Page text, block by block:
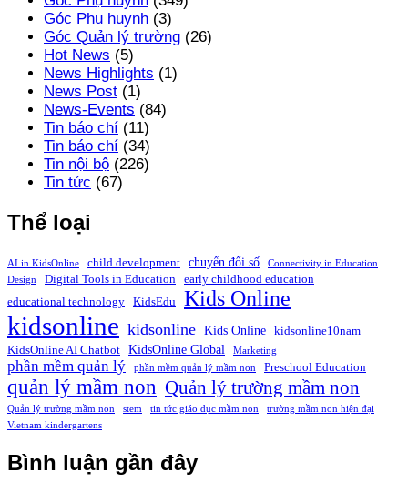
Góc Phụ huynh (3)
Góc Quản lý trường (26)
Hot News (5)
News Highlights (1)
News Post (1)
News-Events (84)
Tin báo chí (11)
Tin báo chí (34)
Tin nội bộ (226)
Tin tức (67)
Thể loại
AI in KidsOnline child development chuyển đổi số
Connectivity in Education
Design
Digital Tools in Education
early childhood education
educational technology
KidsEdu Kids Online
kidsonline kidsonline Kids Online
kidsonline10nam
KidsOnline AI Chatbot
KidsOnline Global Marketing
phần mềm quản lý phần mềm quản lý mầm non Preschool Education
quản lý mầm non Quản lý trường mầm non
Quản lý trường mầm non stem tin tức giáo dục mầm non
trường mầm non hiện đại
Vietnam kindergartens
Bình luận gần đây